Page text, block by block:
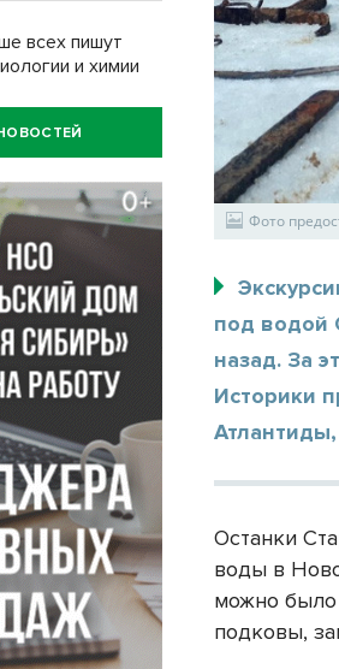
Фото
под водой
назад. За
Историки
Останки
воды в
можно было
подковы,
всех пишут
и химии